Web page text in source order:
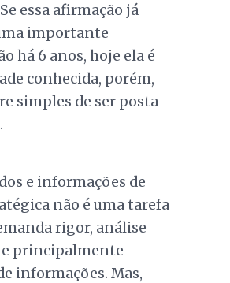
essa afirmação já
importante
há 6 anos, hoje ela é
conhecida, porém,
simples de ser posta
e informações de
não é uma tarefa
rigor, análise
principalmente
informações. Mas,